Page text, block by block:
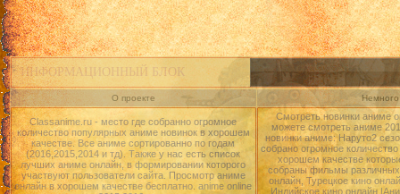
ИНФОРМАЦИОННЫЙ БЛОК
О проекте
Classanime.ru - место где собранно огромное
количество популярных аниме новинок в хорошем
качестве. Все аниме сортированно по годам
(2016,2015,2014 и тд). Также у нас есть список
лучших аниме онлайн, в формировании которого
участвуют пользователи сайта. Просмотр аниме
онлайн в хорошем качестве бесплатно. anime online
Смотреть новинки аниме
можете смотреть аниме
новинки аниме: Наруто2
собрано огромное
хорошем качестве
собраны фильмы различных
онлайн, Турецкое кино
Индийское кино